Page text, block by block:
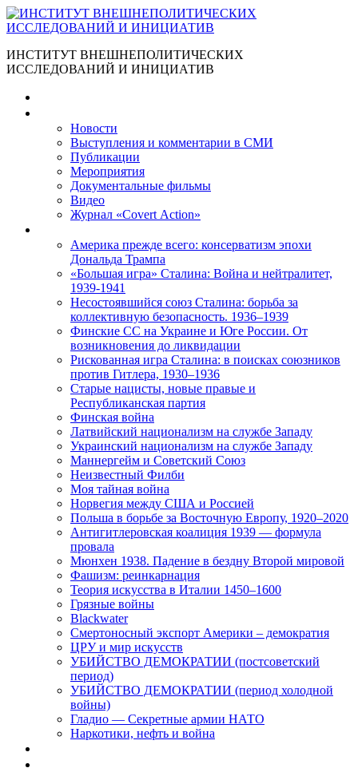
ИНСТИТУТ ВНЕШНЕПОЛИТИЧЕСКИХ
ИССЛЕДОВАНИЙ И ИНИЦИАТИВ
Новости
Выступления и коммента­рии в СМИ
Публикации
Мероприятия
Документальные фильмы
Видео
Журнал «Covert Action»
Америка прежде всего: консерватизм эпохи
Дональда Трампа
«Большая игра» Сталина: Война и нейтралитет,
1939-1941
Несостоявшийся союз Сталина: борьба за
коллективную безопасность. 1936–1939
Финские СС на Украине и Юге России. От
возникновения до ликвидации
Рискованная игра Сталина: в поисках союзников
против Гитлера, 1930–1936
Старые нацисты, новые правые и
Республиканская партия
Финская война
Латвийский национализм на службе Западу
Украинский национализм на службе Западу
Маннергейм и Советский Союз
Неизвестный Филби
Моя тайная война
Норвегия между США и Россией
Польша в борьбе за Восточную Европу, 1920–2020
Антигитлеровская коалиция 1939 — формула
провала
Мюнхен 1938. Падение в бездну Второй мировой
Фашизм: реинкарнация
Теория искусства в Италии 1450–1600
Грязные войны
Blackwater
Смертоносный экспорт Америки – демократия
ЦРУ и мир искусств
УБИЙСТВО ДЕМОКРАТИИ (постсоветский
период)
УБИЙСТВО ДЕМОКРАТИИ (период холодной
войны)
Гладио — Секретные армии НАТО
Наркотики, нефть и война